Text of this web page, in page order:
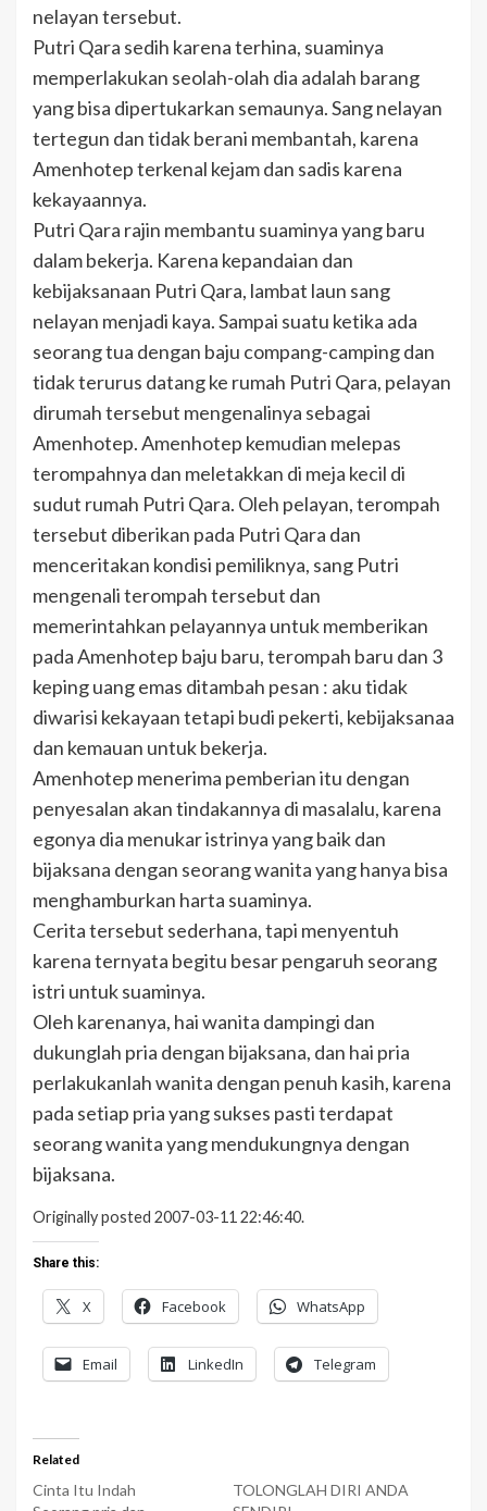
nelayan tersebut.
Putri Qara sedih karena terhina, suaminya
memperlakukan seolah-olah dia adalah barang
yang bisa dipertukarkan semaunya. Sang nelayan
tertegun dan tidak berani membantah, karena
Amenhotep terkenal kejam dan sadis karena
kekayaannya.
Putri Qara rajin membantu suaminya yang baru
dalam bekerja. Karena kepandaian dan
kebijaksanaan Putri Qara, lambat laun sang
nelayan menjadi kaya. Sampai suatu ketika ada
seorang tua dengan baju compang-camping dan
tidak terurus datang ke rumah Putri Qara, pelayan
dirumah tersebut mengenalinya sebagai
Amenhotep. Amenhotep kemudian melepas
terompahnya dan meletakkan di meja kecil di
sudut rumah Putri Qara. Oleh pelayan, terompah
tersebut diberikan pada Putri Qara dan
menceritakan kondisi pemiliknya, sang Putri
mengenali terompah tersebut dan
memerintahkan pelayannya untuk memberikan
pada Amenhotep baju baru, terompah baru dan 3
keping uang emas ditambah pesan : aku tidak
diwarisi kekayaan tetapi budi pekerti, kebijaksanaa
dan kemauan untuk bekerja.
Amenhotep menerima pemberian itu dengan
penyesalan akan tindakannya di masalalu, karena
egonya dia menukar istrinya yang baik dan
bijaksana dengan seorang wanita yang hanya bisa
menghamburkan harta suaminya.
Cerita tersebut sederhana, tapi menyentuh
karena ternyata begitu besar pengaruh seorang
istri untuk suaminya.
Oleh karenanya, hai wanita dampingi dan
dukunglah pria dengan bijaksana, dan hai pria
perlakukanlah wanita dengan penuh kasih, karena
pada setiap pria yang sukses pasti terdapat
seorang wanita yang mendukungnya dengan
bijaksana.
Originally posted 2007-03-11 22:46:40.
Share this:
X Facebook WhatsApp
Email LinkedIn Telegram
Related
Cinta Itu Indah
TOLONGLAH DIRI ANDA